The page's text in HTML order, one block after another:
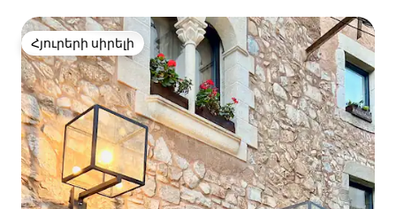
Հյուրերի սիրելի
Հյուրերի սիրելի